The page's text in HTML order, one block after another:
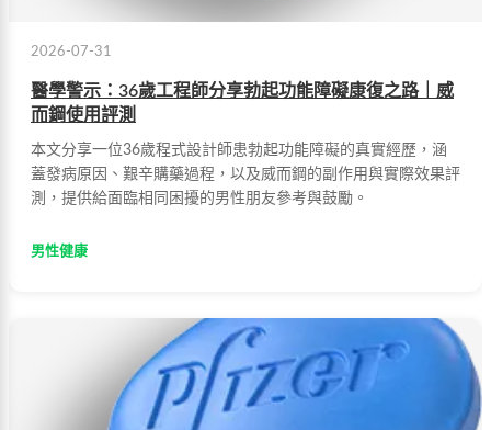
2026-07-31
醫學警示：36歲工程師分享勃起功能障礙康復之路｜威
而鋼使用評測
本文分享一位36歲程式設計師患勃起功能障礙的真實經歷，涵
蓋發病原因、艱辛購藥過程，以及威而鋼的副作用與實際效果評
測，提供給面臨相同困擾的男性朋友參考與鼓勵。
男性健康